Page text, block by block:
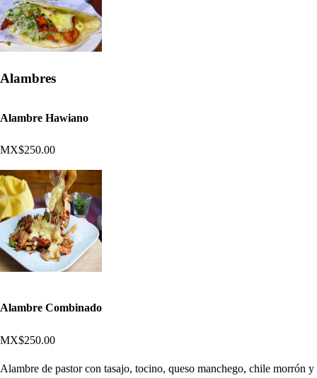
Alambres
Alambre Hawiano
MX$250.00
Alambre Combinado
MX$250.00
Alambre de pastor con tasajo, tocino, queso manchego, chile morrón y